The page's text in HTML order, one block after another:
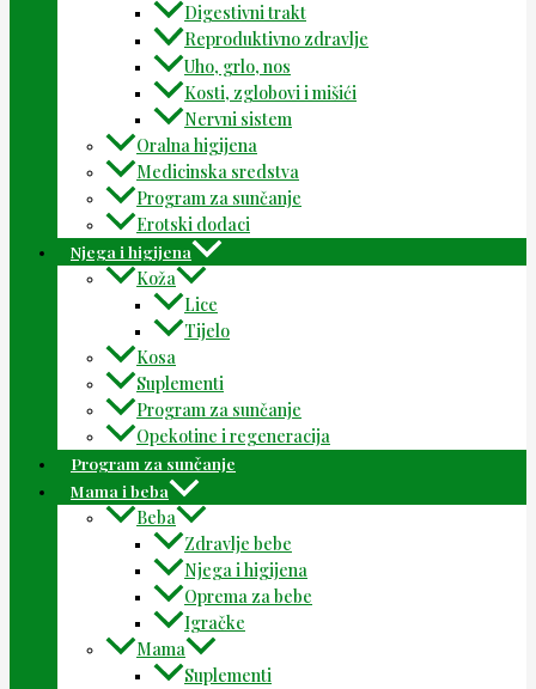
Digestivni trakt
Reproduktivno zdravlje
Uho, grlo, nos
Kosti, zglobovi i mišići
Nervni sistem
Oralna higijena
Medicinska sredstva
Program za sunčanje
Erotski dodaci
Njega i higijena
Koža
Lice
Tijelo
Kosa
Suplementi
Program za sunčanje
Opekotine i regeneracija
Program za sunčanje
Mama i beba
Beba
Zdravlje bebe
Njega i higijena
Oprema za bebe
Igračke
Mama
Suplementi